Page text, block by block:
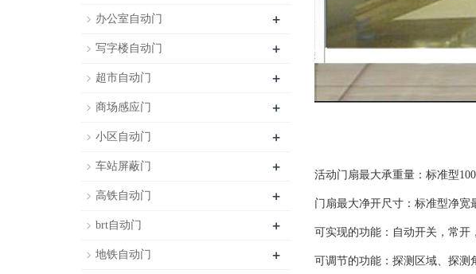
活动门扇最大承重量：标准型
门扇最大净开尺寸：标准型净宽
可实现的功能：自动开关，常开
可调节的功能：探测区域、探测
办公室自动门 +
写字楼自动门 +
超市自动门 +
商场感应门 +
小区自动门 +
车站屏蔽门 +
高铁自动门 +
brt自动门 +
地铁自动门 +